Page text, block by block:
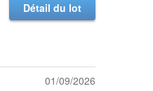
Détail du lot
01/09/2026